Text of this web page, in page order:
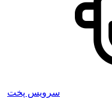
سرویس پخت